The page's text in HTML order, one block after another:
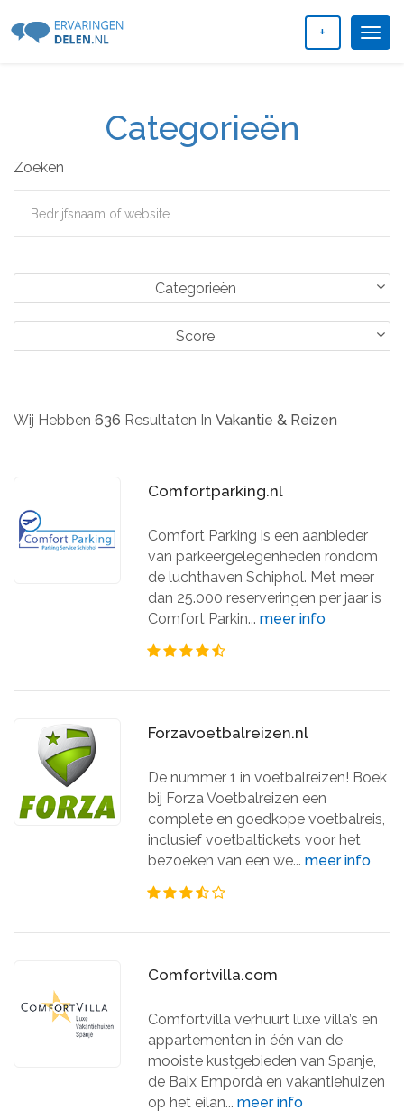
+
Categorieën
Zoeken
Categorieën
Score
Wij Hebben 636 Resultaten In Vakantie & Reizen
Comfortparking.nl
Comfort Parking is een aanbieder
van parkeergelegenheden rondom
de luchthaven Schiphol. Met meer
dan 25.000 reserveringen per jaar is
Comfort Parkin...meer info
Forzavoetbalreizen.nl
De nummer 1 in voetbalreizen! Boek
bij Forza Voetbalreizen een
complete en goedkope voetbalreis,
inclusief voetbaltickets voor het
bezoeken van een we...meer info
Comfortvilla.com
Comfortvilla verhuurt luxe villa’s en
appartementen in één van de
mooiste kustgebieden van Spanje,
de Baix Empordà en vakantiehuizen
op het eilan...meer info